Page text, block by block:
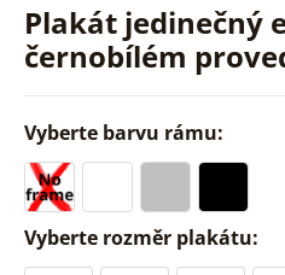
Plakát jedinečný
černobílém
Vyberte barvu rámu:
Vyberte rozměr plakátu: